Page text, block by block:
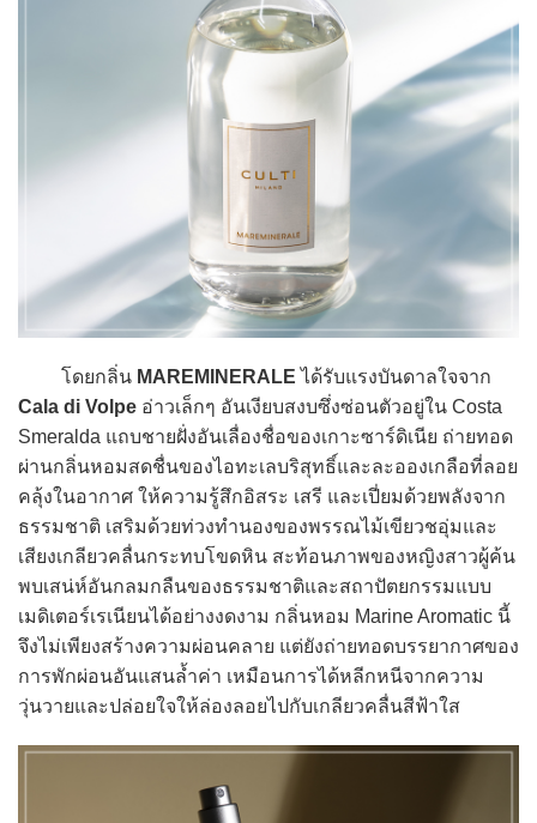
โดยกลิ่น MAREMINERALE ได้รับแรงบันดาลใจจาก
Cala di Volpe อ่าวเล็กๆ อันเงียบสงบซึ่งซ่อนตัวอยู่ใน Costa
Smeralda แถบชายฝั่งอันเลื่องชื่อของเกาะซาร์ดิเนีย ถ่ายทอด
ผ่านกลิ่นหอมสดชื่นของไอทะเลบริสุทธิ์และละอองเกลือที่ลอย
คลุ้งในอากาศ ให้ความรู้สึกอิสระ เสรี และเปี่ยมด้วยพลังจาก
ธรรมชาติ เสริมด้วยท่วงทำนองของพรรณไม้เขียวชอุ่มและ
เสียงเกลียวคลื่นกระทบโขดหิน สะท้อนภาพของหญิงสาวผู้ค้น
พบเสน่ห์อันกลมกลืนของธรรมชาติและสถาปัตยกรรมแบบ
เมดิเตอร์เรเนียนได้อย่างงดงาม กลิ่นหอม Marine Aromatic นี้
จึงไม่เพียงสร้างความผ่อนคลาย แต่ยังถ่ายทอดบรรยากาศของ
การพักผ่อนอันแสนล้ำค่า เหมือนการได้หลีกหนีจากความ
วุ่นวายและปล่อยใจให้ล่องลอยไปกับเกลียวคลื่นสีฟ้าใส